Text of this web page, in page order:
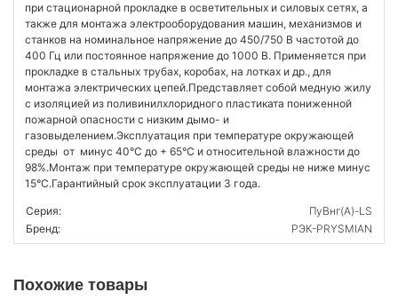
при стационарной прокладке в осветительных и силовых сетях, а
также для монтажа электрооборудования машин, механизмов и
станков на номинальное напряжение до 450/750 В частотой до
400 Гц или постоянное напряжение до 1000 В. Применяется при
прокладке в стальных трубах, коробах, на лотках и др., для
монтажа электрических цепей.Представляет собой медную жилу
с изоляцией из поливинилхлоридного пластиката пониженной
пожарной опасности с низким дымо- и
газовыделением.Эксплуатация при температуре окружающей
среды от минус 40°C до + 65°C и относительной влажности до
98%.Монтаж при температуре окружающей среды не ниже минус
15°C.Гарантийный срок эксплуатации 3 года.
Серия:
ПуВнг(А)-LS
Бренд:
РЭК-PRYSMIAN
Похожие товары